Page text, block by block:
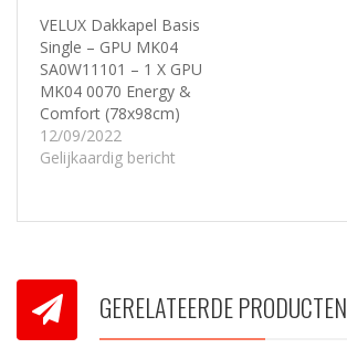
VELUX Dakkapel Basis
Single – GPU MK04
SA0W11101 – 1 X GPU
MK04 0070 Energy &
Comfort (78x98cm)
12/09/2022
Gelijkaardig bericht
GERELATEERDE PRODUCTEN